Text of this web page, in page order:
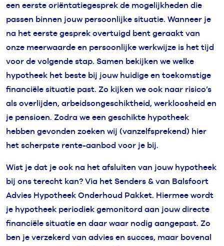
een eerste oriëntatiegesprek de mogelijkheden die
passen binnen jouw persoonlijke situatie. Wanneer je
na het eerste gesprek overtuigd bent geraakt van
onze meerwaarde en persoonlijke werkwijze is het tijd
voor de volgende stap. Samen bekijken we welke
hypotheek het beste bij jouw huidige en toekomstige
financiële situatie past. Zo kijken we ook naar risico’s
als overlijden, arbeidsongeschiktheid, werkloosheid en
je pensioen. Zodra we een geschikte hypotheek
hebben gevonden zoeken wij (vanzelfsprekend) hier
het scherpste rente-aanbod voor je bij.
Wist je dat je ook na het afsluiten van jouw hypotheek
bij ons terecht kan? Via het Senders & van Balsfoort
Advies Hypotheek Onderhoud Pakket. Hiermee wordt
je hypotheek periodiek gemonitord aan jouw directe
financiële situatie en daar waar nodig aangepast. Zo
ben je verzekerd van advies en succes, maar bovenal